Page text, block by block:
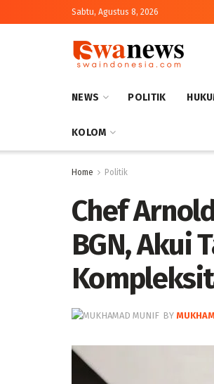
Sabtu, Agustus 8, 2026
NEWS POLITIK
KOLOM
Home Politik
Chef
BGN, Akui
BY